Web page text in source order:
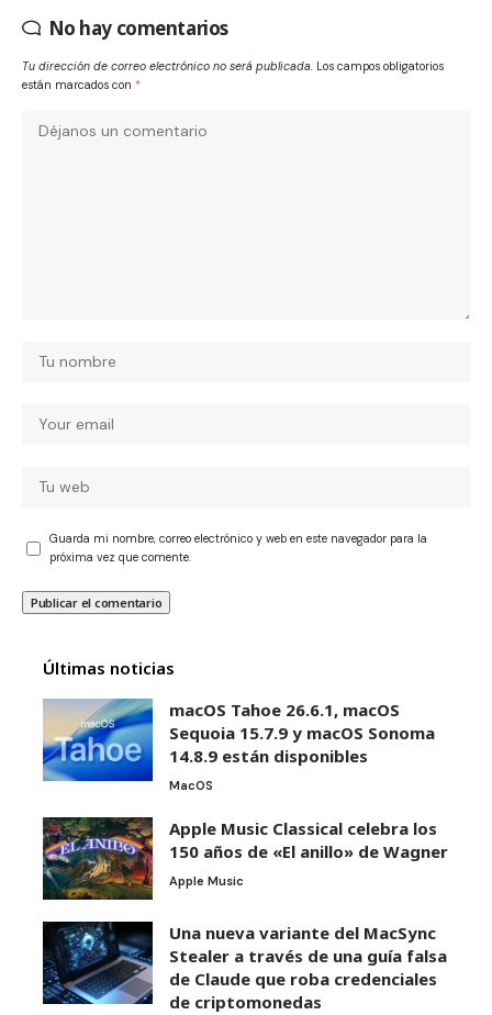
No hay comentarios
Tu dirección de correo electrónico no será publicada. Los campos obligatorios
están marcados con *
Guarda mi nombre, correo electrónico y web en este navegador para la
próxima vez que comente.
Últimas noticias
macOS Tahoe 26.6.1, macOS
Sequoia 15.7.9 y macOS Sonoma
14.8.9 están disponibles
MacOS
Apple Music Classical celebra los
150 años de «El anillo» de Wagner
Apple Music
Una nueva variante del MacSync
Stealer a través de una guía falsa
de Claude que roba credenciales
de criptomonedas